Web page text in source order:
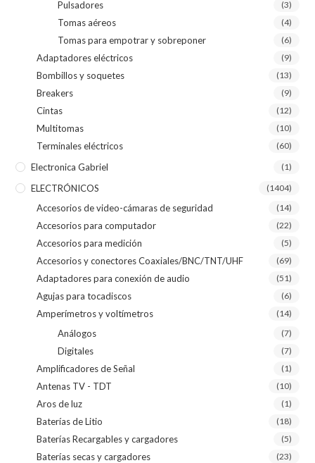
Pulsadores (3)
Tomas aéreos (4)
Tomas para empotrar y sobreponer (6)
Adaptadores eléctricos (9)
Bombillos y soquetes (13)
Breakers (9)
Cintas (12)
Multitomas (10)
Terminales eléctricos (60)
Electronica Gabriel (1)
ELECTRÓNICOS (1404)
Accesorios de video-cámaras de seguridad (14)
Accesorios para computador (22)
Accesorios para medición (5)
Accesorios y conectores Coaxiales/BNC/TNT/UHF (69)
Adaptadores para conexión de audio (51)
Agujas para tocadiscos (6)
Amperímetros y voltímetros (14)
Análogos (7)
Digitales (7)
Amplificadores de Señal (1)
Antenas TV - TDT (10)
Aros de luz (1)
Baterías de Litio (18)
Baterías Recargables y cargadores (5)
Baterías secas y cargadores (23)